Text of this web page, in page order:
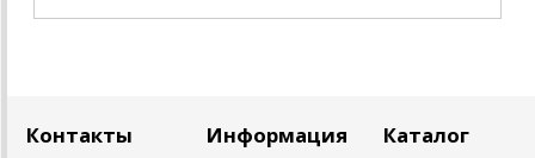
Контакты Информация Каталог